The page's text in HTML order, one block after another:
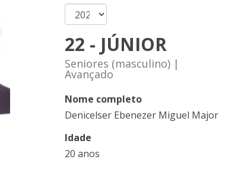
22 - JÚNIOR
Seniores (masculino) |
Avançado
Nome completo
Denicelser Ebenezer Miguel Major
Idade
20 anos